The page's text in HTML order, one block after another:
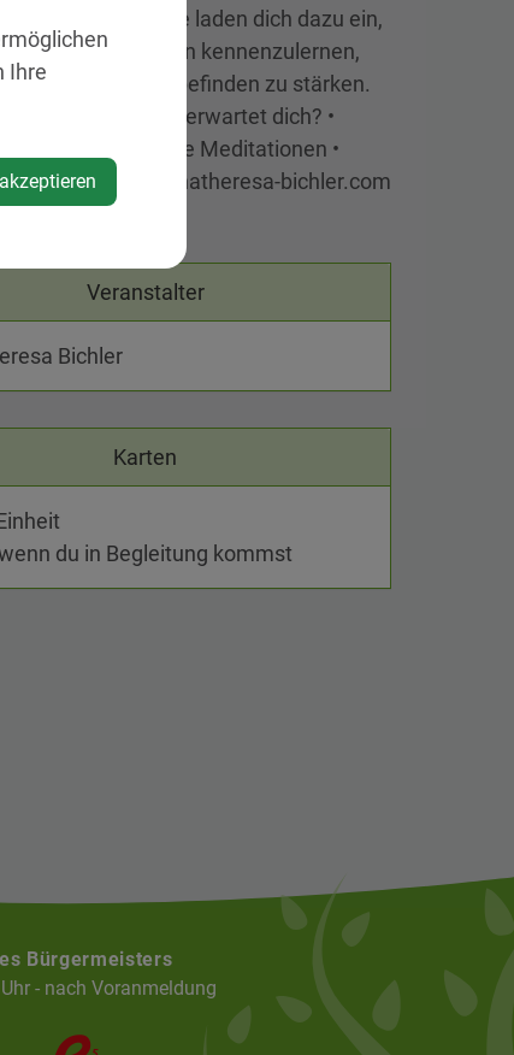
Diese Abende laden dich dazu ein,
kennenzulernen,
und dein Wohlbefinden zu stärken.
werden. Was erwartet dich? •
• kurze Meditationen •
unter: atb@annatheresa-bichler.com
Veranstalter
Bichler
Karten
du in Begleitung kommst
Bürgermeisters
- nach Voranmeldung
Ihre